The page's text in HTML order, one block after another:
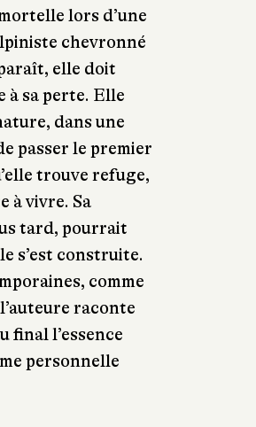
lors d’une
chevronné
elle doit
sa perte. Elle
dans une
passer le premier
trouve refuge,
à vivre. Sa
tard, pourrait
s’est construite.
comme
raconte
final l’essence
personnelle